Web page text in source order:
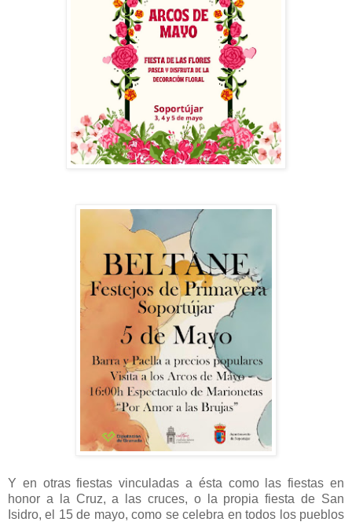
Y en otras fiestas vinculadas a ésta como las fiestas en
honor a la Cruz, a las cruces, o la propia fiesta de San
Isidro, el 15 de mayo, como se celebra en todos los pueblos